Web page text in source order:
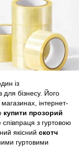
із
для бізнесу. Його
інтернет-
купити прозорий
з гуртовою
якісний скотч
гуртовими